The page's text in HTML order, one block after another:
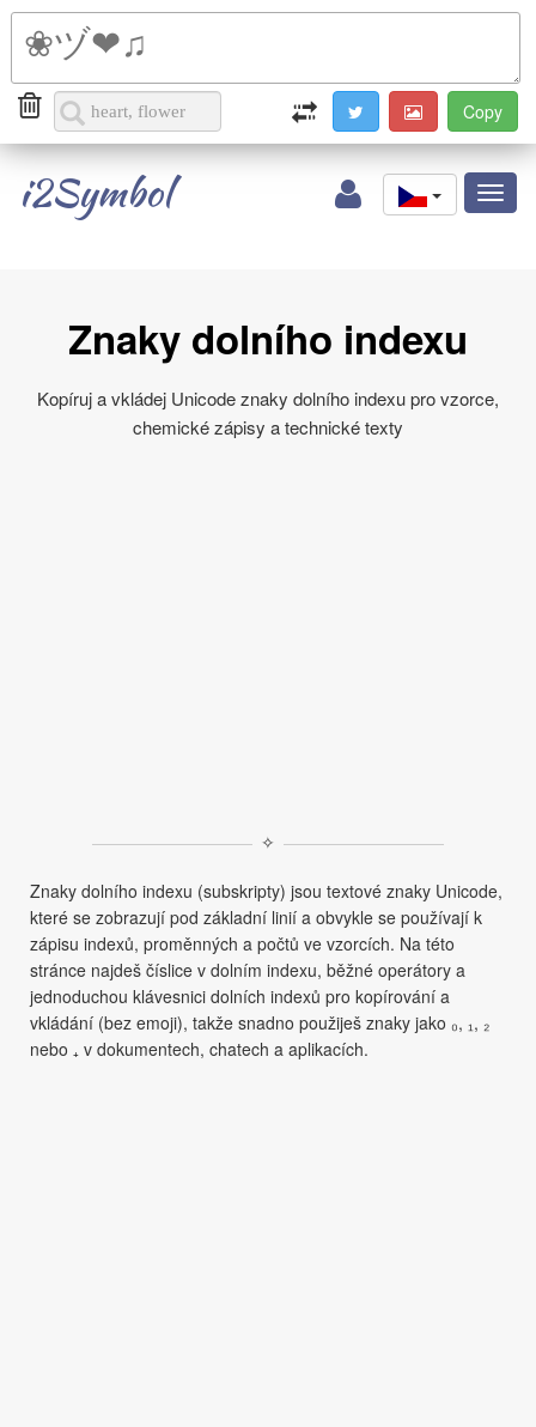
i2Symbol
Znaky dolního indexu
Kopíruj a vkládej Unicode znaky dolního indexu pro vzorce,
chemické zápisy a technické texty
✧
Znaky dolního indexu (subskripty) jsou textové znaky Unicode,
které se zobrazují pod základní linií a obvykle se používají k
zápisu indexů, proměnných a počtů ve vzorcích. Na této
stránce najdeš číslice v dolním indexu, běžné operátory a
jednoduchou klávesnici dolních indexů pro kopírování a
vkládání (bez emoji), takže snadno použiješ znaky jako ₀, ₁, ₂
nebo ₊ v dokumentech, chatech a aplikacích.